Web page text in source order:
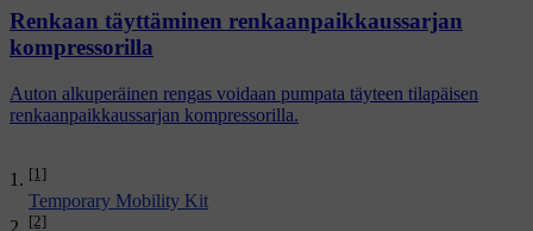
[1]
Temporary Mobility Kit
[2]
Renkaan täyttäminen renkaanpaikkaussarjan
kompressorilla
Auton alkuperäinen rengas voidaan pumpata täyteen tilapäisen
renkaanpaikkaussarjan kompressorilla.